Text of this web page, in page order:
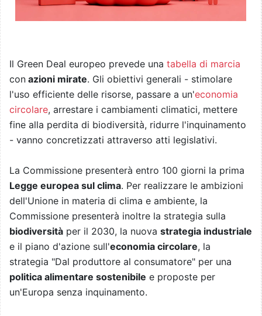
Il Green Deal europeo prevede una tabella di marcia
con azioni mirate. Gli obiettivi generali - stimolare
l'uso efficiente delle risorse, passare a un'economia
circolare, arrestare i cambiamenti climatici, mettere
fine alla perdita di biodiversità, ridurre l'inquinamento
- vanno concretizzati attraverso atti legislativi.
La Commissione presenterà entro 100 giorni la prima
Legge europea sul clima. Per realizzare le ambizioni
dell'Unione in materia di clima e ambiente, la
Commissione presenterà inoltre la strategia sulla
biodiversità per il 2030, la nuova strategia industriale
e il piano d'azione sull'economia circolare, la
strategia "Dal produttore al consumatore" per una
politica alimentare sostenibile e proposte per
un'Europa senza inquinamento.